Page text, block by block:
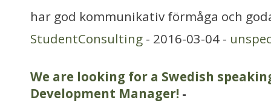
har god kommunikativ förmåga och
StudentConsulting - 2016-03-04 -
We are looking for a Swedish
Development Manager! -